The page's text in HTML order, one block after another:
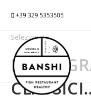
+39 329 5353505
Selezionato:
BOX 6